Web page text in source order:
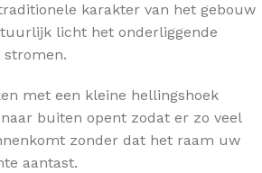
karakter van het gebouw
licht het onderliggende
met een kleine hellingshoek
buiten opent zodat er zo veel
zonder dat het raam uw
aantast.